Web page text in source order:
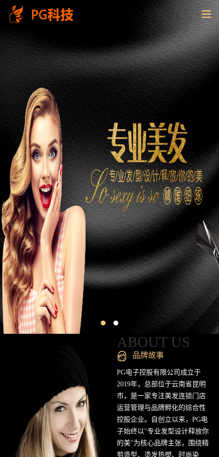
PG
电
子
控
股
有
限
公
司-
云
南
昆
明
专
业
美
发
连
方
ABOUT US
品牌故事
PG电子控股有限公司成立于
2019年，总部位于云南省昆明
市，是一家专注美发连锁门店
运营管理与品牌孵化的综合性
控股企业。自创立以来，PG电
子始终以"专业发型设计释放你
的美"为核心品牌主张，围绕精
剪造型、烫发热塑、时尚染